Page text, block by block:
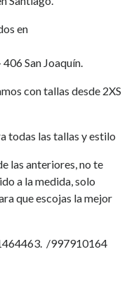
en
San Joaquín.
con tallas desde 2XS
todas las tallas y estilo
las anteriores, no te
a la medida, solo
que escojas la mejor
/997910164